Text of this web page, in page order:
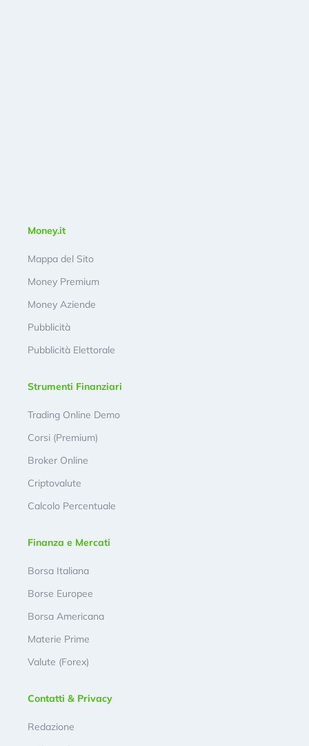
Money.it
Mappa del Sito
Money Premium
Money Aziende
Pubblicità
Pubblicità Elettorale
Strumenti Finanziari
Trading Online Demo
Corsi (Premium)
Broker Online
Criptovalute
Calcolo Percentuale
Finanza e Mercati
Borsa Italiana
Borse Europee
Borsa Americana
Materie Prime
Valute (Forex)
Contatti & Privacy
Redazione